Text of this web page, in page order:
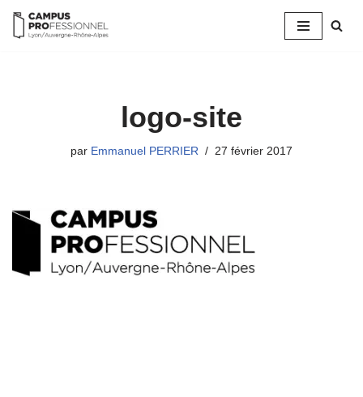
Aller
logo-site
par Emmanuel PERRIER 27 février 2017